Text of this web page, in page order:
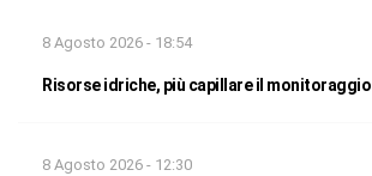
8 Agosto 2026 - 18:54
Risorse idriche, più capillare il monitoraggio
8 Agosto 2026 - 12:30